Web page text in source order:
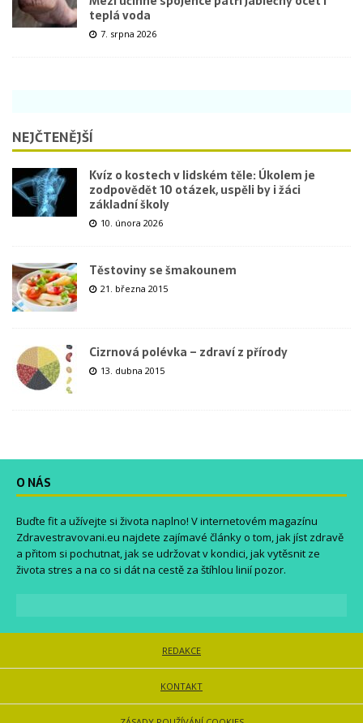
teplá voda
7. srpna 2026
NEJČTENĚJŠÍ
Kvíz o kostech v lidském těle: Úkolem je
zodpovědět 10 otázek, uspěli by i žáci
základní školy
10. února 2026
Těstoviny se šmakounem
21. března 2015
Cizrnová polévka – zdraví z přírody
13. dubna 2015
O NÁS
Buďte fit a užívejte si života naplno! V internetovém magazínu
Zdravestravovani.eu najdete zajímavé články o tom, jak jíst zdravě
a přitom si pochutnat, jak se udržovat v kondici, jak vytěsnit ze
života stres a na co si dát na cestě za štíhlou linií pozor.
REDAKCE
KONTAKT